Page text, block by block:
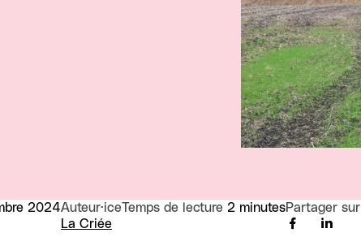
2024Auteur·ice
La Criée
Temps de lecture 2 minutesPartager sur